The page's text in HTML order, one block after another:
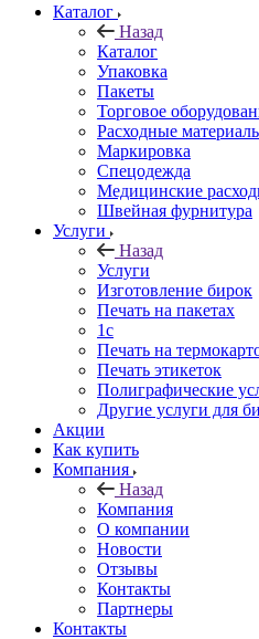
Каталог
Назад
Каталог
Упаковка
Пакеты
Торговое
Расходные
Маркировка
Спецодежда
Медицинские
Швейная фурнитура
Услуги
Назад
Услуги
Изготовление бирок
Печать на пакетах
1c
Печать на
Печать этикеток
Полиграфические
Другие услуги для
Акции
Как купить
Компания
Назад
Компания
О компании
Новости
Отзывы
Контакты
Партнеры
Контакты